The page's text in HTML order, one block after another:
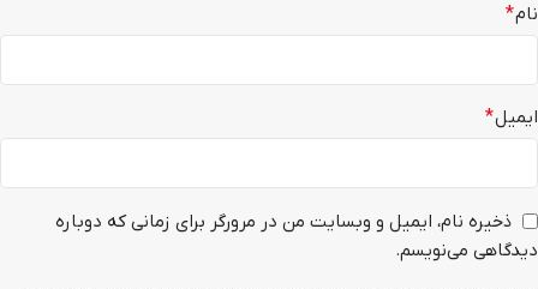
نام*
ایمیل*
ذخیره نام، ایمیل و وبسایت من در مرورگر برای زمانی که دوباره
دیدگاهی می‌نویسم.